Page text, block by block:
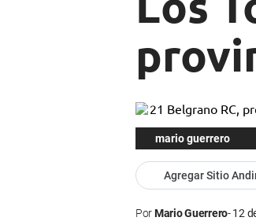
mario guerrero
Agregar Sitio
PorMario Guerrero 12